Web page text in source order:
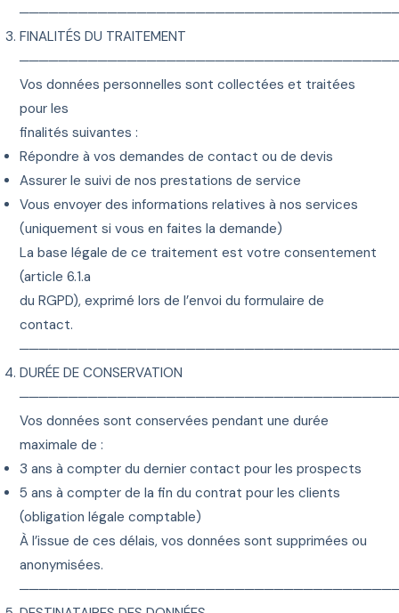
FINALITÉS DU TRAITEMENT
Vos données personnelles sont collectées et traitées
pour les
finalités suivantes :
Répondre à vos demandes de contact ou de devis
Assurer le suivi de nos prestations de service
Vous envoyer des informations relatives à nos services
(uniquement si vous en faites la demande)
La base légale de ce traitement est votre consentement
(article 6.1.a
du RGPD), exprimé lors de l’envoi du formulaire de
contact.
DURÉE DE CONSERVATION
Vos données sont conservées pendant une durée
maximale de :
3 ans à compter du dernier contact pour les prospects
5 ans à compter de la fin du contrat pour les clients
(obligation légale comptable)
À l’issue de ces délais, vos données sont supprimées ou
anonymisées.